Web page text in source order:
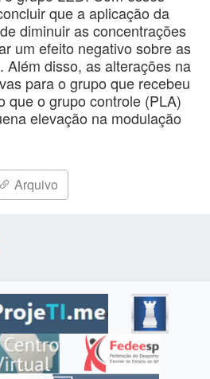
que a aplicação da
diminuir as concentrações
um efeito negativo sobre as
Além disso, as alterações na
para o grupo que recebeu
que o grupo controle (PLA)
elevação na modulação
Arquivo